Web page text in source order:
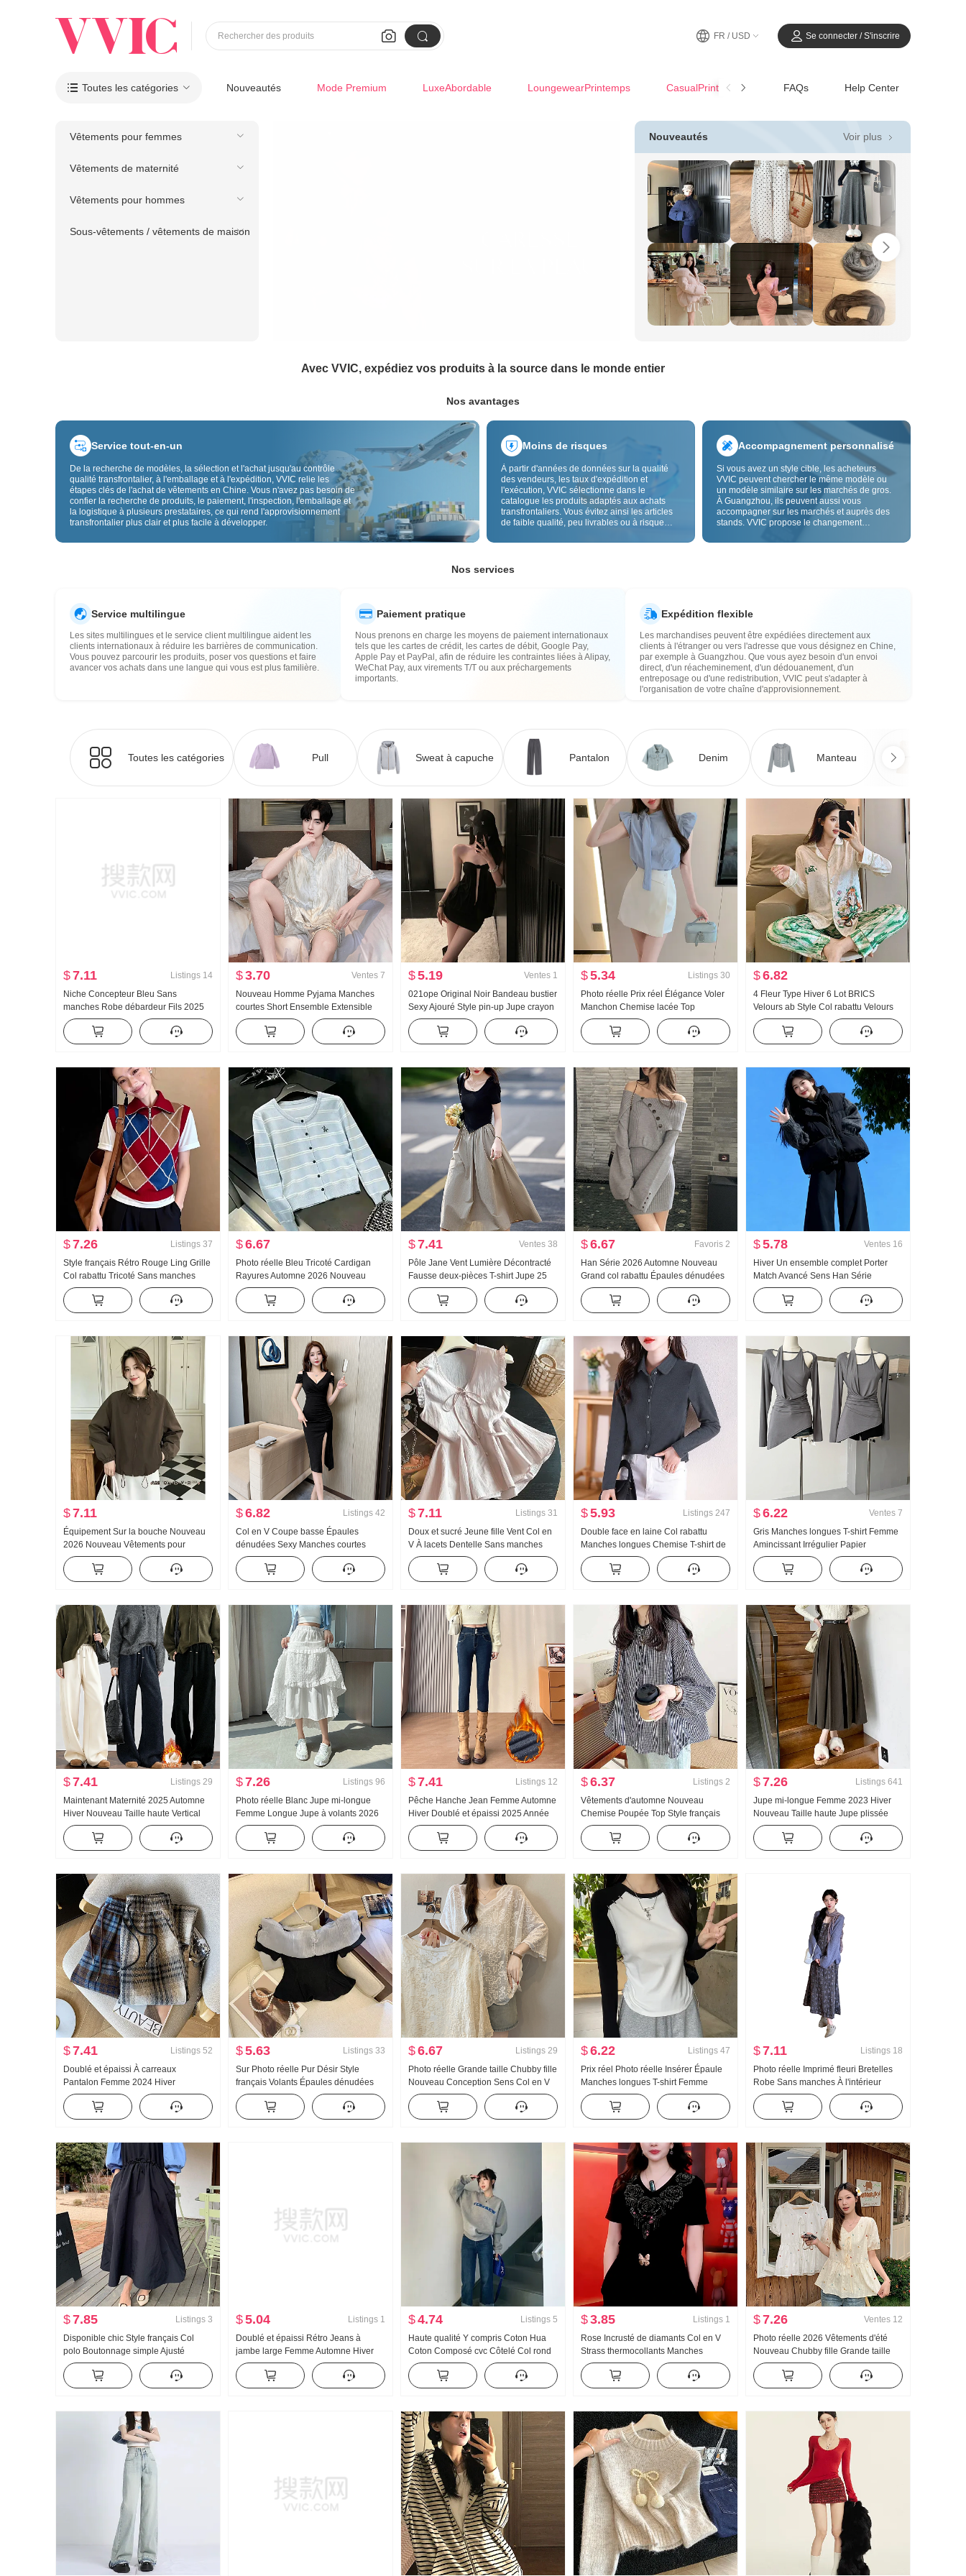
 
Rechercher des produits FR / USD Se connecter / S'inscrire
 Toutes les catégories Nouveautés Mode Premium LuxeAbordable LoungewearPrintemps CasualPrintemps-Été FAQs Help Center
Vêtements pour femmes
Vêtements de maternité
Vêtements pour hommes
Sous-vêtements / vêtements de maison
Nouveautés Voir plus 
Avec VVIC, expédiez vos produits à la source dans le monde entier
Nos avantages
Service tout-en-un
De la recherche de modèles, la sélection et l'achat jusqu'au contrôle
qualité transfrontalier, à l'emballage et à l'expédition, VVIC relie les
étapes clés de l'achat de vêtements en Chine. Vous n'avez pas besoin de
confier la recherche de produits, le paiement, l'inspection, l'emballage et
la logistique à plusieurs prestataires, ce qui rend l'approvisionnement
transfrontalier plus clair et plus facile à développer.
Moins de risques
À partir d'années de données sur la qualité
des vendeurs, les taux d'expédition et
l'exécution, VVIC sélectionne dans le
catalogue les produits adaptés aux achats
transfrontaliers. Vous évitez ainsi les articles
de faible qualité, peu livrables ou à risque
Le contrôle qualité transfrontalier et les
risques de qualité, douane et après-vente.
Accompagnement personnalisé
Si vous avez un style cible, les acheteurs
VVIC peuvent chercher le même modèle ou
un modèle similaire sur les marchés de gros.
À Guangzhou, ils peuvent aussi vous
accompagner sur les marchés et auprès des
stands. VVIC propose le changement
la personnalisation OEM par image ou
Nos services
Service multilingue
Les sites multilingues et le service client multilingue aident les
clients internationaux à réduire les barrières de communication.
Vous pouvez parcourir les produits, poser vos questions et faire
avancer vos achats dans une langue qui vous est plus familière.
Paiement pratique
Nous prenons en charge les moyens de paiement internationaux
tels que les cartes de crédit, les cartes de débit, Google Pay,
Apple Pay et PayPal, afin de réduire les contraintes liées à Alipay,
WeChat Pay, aux virements T/T ou aux préchargements
importants.
Expédition flexible
Les marchandises peuvent être expédiées directement aux
clients à l'étranger ou vers l'adresse que vous désignez en Chine,
par exemple à Guangzhou. Que vous ayez besoin d'un envoi
direct, d'un réacheminement, d'un dédouanement, d'un
entreposage ou d'une redistribution, VVIC peut s'adapter à
l'organisation de votre chaîne d'approvisionnement.
Toutes les catégories Pull Sweat à capuche Pantalon Denim Manteau
$7.11 Listings 14
Niche Concepteur Bleu Sans
manches Robe débardeur Fils 2025
Nouveau Été Vêtements pour femmes
Petite taille Affichage Élevé Mini-jupe
$3.70 Ventes 7
Nouveau Homme Pyjama Manches
courtes Short Ensemble Extensible
dans les quatre sens Tissu Cool Sens
Respirant Pyjama Homme Homewear
$5.19 Ventes 1
021ope Original Noir Bandeau bustier
Sexy Ajouré Style pin-up Jupe crayon
Acétate Jours Soie Court Robe
$5.34 Listings 30
Photo réelle Prix réel Élégance Voler
Manchon Chemise lacée Top
Amincissant Mode Mini-jupe Pantalon
Ensemble Femme
$6.82
4 Fleur Type Hiver 6 Lot BRICS
Velours ab Style Col rabattu Velours
Pyjama Manches longues Femme
Homewear Cartoon
$7.26 Listings 37
Style français Rétro Rouge Ling Grille
Col rabattu Tricoté Sans manches
Gilet pour les femmes Automne et
hiver Pile Porter Gilet Débardeur Top
Extérieur Match
$6.67
Photo réelle Bleu Tricoté Cardigan
Rayures Automne 2026 Nouveau
Broderie Rétro Manteau Pull Han
Série Magnifique Petit Top
$7.41 Ventes 38
Pôle Jane Vent Lumière Décontracté
Fausse deux-pièces T-shirt Jupe 25
ans Amoi Mode Patchwork Couleurs
contrastées Col rond Robe
$6.67 Favoris 2
Han Série 2026 Automne Nouveau
Grand col rabattu Épaules dénudées
Ajusté Manches évasées Cintré
Tricoté Robe Mini-jupe Pull
$5.78 Ventes 16
Hiver Un ensemble complet Porter
Match Avancé Sens Han Série
Détente Vent Col montant Doudoune
Gilet pour les femmes Pile Porter Pull
Ensemble deux pièces
$7.11
Équipement Sur la bouche Nouveau
2026 Nouveau Vêtements pour
femmes Ample Col montant Fermeture
éclair Blouson Manteau Polyvalent
Amincissant
$6.82 Listings 42
Col en V Coupe basse Épaules
dénudées Sexy Manches courtes
Robe Longueur mi-longue
Amincissant Pur Désir Fendu Coupe
moulante Petite robe noire
$7.11 Listings 31
Doux et sucré Jeune fille Vent Col en
V À lacets Dentelle Sans manches
Chemise Poupée Femme Été
Conception Sens Ample Un mot
Feuille de Lotus Jupe Débardeur
$5.93 Listings 247
Double face en laine Col rabattu
Manches longues Chemise T-shirt de
base Femme Automne et hiver De
Velours Ajusté Top Mode Élégance
Polyvalent Petite chemise
$6.22 Ventes 7
Gris Manches longues T-shirt Femme
Amincissant Irrégulier Papier
Personnes Décontracté Protection
solaire Blouse Pincée Taille
Vêtements
$7.41 Listings 29
Maintenant Maternité 2025 Automne
Hiver Nouveau Taille haute Vertical
Sens Ample bf Détente Vent Doublé et
épaissi Décontracté Pantalon droit
$7.26 Listings 96
Photo réelle Blanc Jupe mi-longue
Femme Longue Jupe à volants 2026
Printemps/Été Taille haute
Amincissant Polyvalent Élégance a
Longueur du mot Jupe
$7.41 Listings 12
Pêche Hanche Jean Femme Automne
Hiver Doublé et épaissi 2025 Année
Nouveau Taille haute Amincissant
Moulant Petite taille Pantalon slim
$6.37 Listings 2
Vêtements d'automne Nouveau
Chemise Poupée Top Style français
Style palais Doux et sucré Patchwork
Manches ballon À carreaux Manches
trois-quarts Chemise
$7.26 Listings 641
Jupe mi-longue Femme 2023 Hiver
Nouveau Taille haute Jupe plissée
Parapluie Jupe Couverture ...
Amincissant Longueur mi-longue
Tissu de laine Jupe trapèze Femme
$7.41 Listings 52
Doublé et épaissi À carreaux
Pantalon Femme 2024 Hiver
Nouveau Ample Amincissant Pantalon
large Droit Décontracté Polyvalent
Traîne Pantalon
$5.63 Listings 33
Sur Photo réelle Pur Désir Style
français Volants Épaules dénudées
Chemise Top Femme 2024 Été
Nouveau Avancé Sens
$6.67 Listings 29
Photo réelle Grande taille Chubby fille
Nouveau Conception Sens Col en V
Style français Doux et sucré Ajouré
dentelle Jacquard Chemise
Couverture Viande Amincissant Top
$6.22 Listings 47
Prix réel Photo réelle Insérer Épaule
Manches longues T-shirt Femme
Automne 2024 Nouveau Conception
Sens Pompage Corde Top Doublé de
polaire T-shirt de base Femme
$7.11 Listings 18
Photo réelle Imprimé fleuri Bretelles
Robe Sans manches À l'intérieur
Match Robe mi-longue Détente Vent
Manteau Pull 2 Set
$7.85 Listings 3
Disponible chic Style français Col
polo Boutonnage simple Ajusté
Amincissant Longue Cintré Bicolore
Robe
$5.04 Listings 1
Doublé et épaissi Rétro Jeans à
jambe large Femme Automne Hiver
Nouveau Taille haute Vertical Sens
Droit Ample Amincissant Traîne
Pantalon Tendance
$4.74 Listings 5
Haute qualité Y compris Coton Hua
Coton Composé cvc Côtelé Col rond
Imprimé Sweat-shirt Femme Couple
Standard Doublé de polaire
$3.85 Listings 1
Rose Incrusté de diamants Col en V
Strass thermocollants Manches
courtes T-shirt Nouveau Vêtements
Maman Noir Mode Couverture Viande
Amincissant Grande taille Top
$7.26 Ventes 12
Photo réelle 2026 Vêtements d'été
Nouveau Chubby fille Grande taille
Femme Han Série Réduction de l'âge
Cartoon Broderie Manches courtes
Petite chemise Top